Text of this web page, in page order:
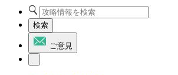
検索
ご意見